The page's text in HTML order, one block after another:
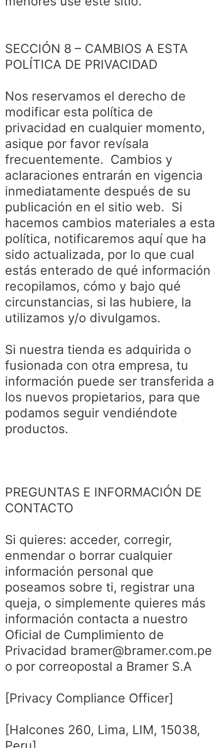
SECCIÓN 8 – CAMBIOS A ESTA
POLÍTICA DE PRIVACIDAD
Nos reservamos el derecho de
modificar esta política de
privacidad en cualquier momento,
asique por favor revísala
frecuentemente. Cambios y
aclaraciones entrarán en vigencia
inmediatamente después de su
publicación en el sitio web. Si
hacemos cambios materiales a esta
política, notificaremos aquí que ha
sido actualizada, por lo que cual
estás enterado de qué información
recopilamos, cómo y bajo qué
circunstancias, si las hubiere, la
utilizamos y/o divulgamos.
Si nuestra tienda es adquirida o
fusionada con otra empresa, tu
información puede ser transferida a
los nuevos propietarios, para que
podamos seguir vendiéndote
productos.
PREGUNTAS E INFORMACIÓN DE
CONTACTO
Si quieres: acceder, corregir,
enmendar o borrar cualquier
información personal que
poseamos sobre ti, registrar una
queja, o simplemente quieres más
información contacta a nuestro
Oficial de Cumplimiento de
Privacidad bramer@bramer.com.pe
o por correopostal a Bramer S.A
[Privacy Compliance Officer]
[Halcones 260, Lima, LIM, 15038,